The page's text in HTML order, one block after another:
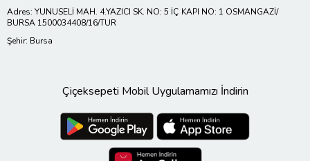
Adres: YUNUSELİ MAH. 4.YAZICI SK. NO: 5 İÇ KAPI NO: 1 OSMANGAZİ/
BURSA 1500034408/16/TUR
Şehir: Bursa
Çiçeksepeti Mobil Uygulamamızı İndirin